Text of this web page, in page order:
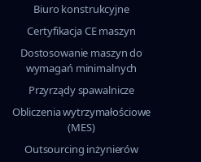
Biuro konstrukcyjne
Certyfikacja CE maszyn
Dostosowanie maszyn do
wymagań minimalnych
Przyrządy spawalnicze
Obliczenia wytrzymałościowe
(MES)
Outsourcing inżynierów